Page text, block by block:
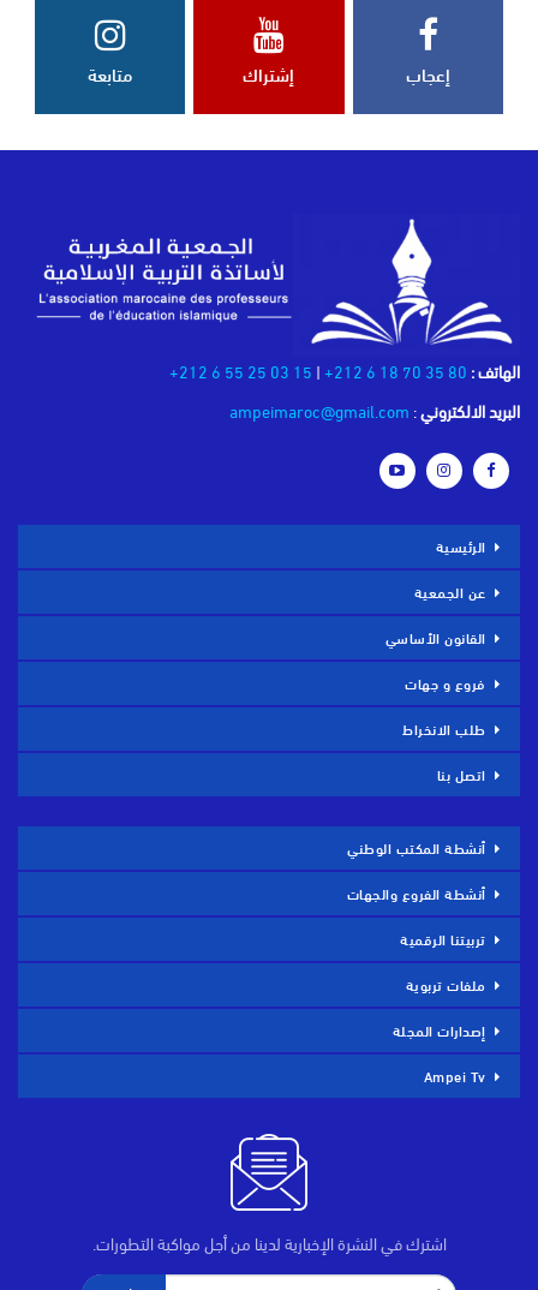
إعجاب إشتراك متابعة
الهاتف : 80 35 70 18 6 212+
|
15 03 25 55 6 212+
البريد الالكتروني:
ampeimaroc@gmail.com
الرئيسية
عن الجمعية
القانون الأساسي
فروع و جهات
طلب الانخراط
اتصل بنا
أنشطة المكتب الوطني
أنشطة الفروع والجهات
تربيتنا الرقمية
ملفات تربوية
إصدارات المجلة
Ampei Tv
اشترك في النشرة الإخبارية لدينا من أجل مواكبة التطورات.